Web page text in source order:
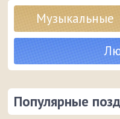
Музыкальные
Популярные